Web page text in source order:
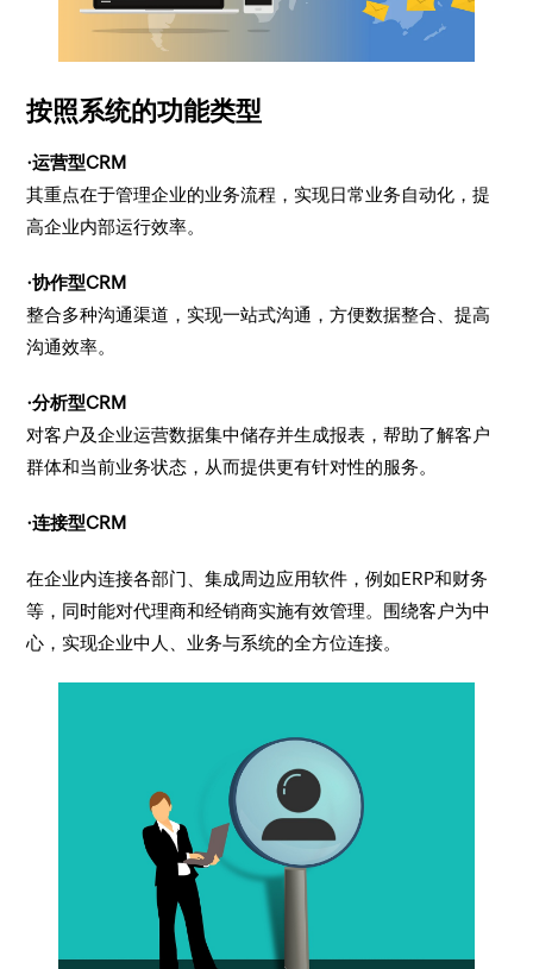
按照系统的功能类型
·运营型CRM
其重点在于管理企业的业务流程，实现日常业务自动化，提
高企业内部运行效率。
·协作型CRM
整合多种沟通渠道，实现一站式沟通，方便数据整合、提高
沟通效率。
·分析型CRM
对客户及企业运营数据集中储存并生成报表，帮助了解客户
群体和当前业务状态，从而提供更有针对性的服务。
·连接型CRM
在企业内连接各部门、集成周边应用软件，例如ERP和财务
等，同时能对代理商和经销商实施有效管理。围绕客户为中
心，实现企业中人、业务与系统的全方位连接。